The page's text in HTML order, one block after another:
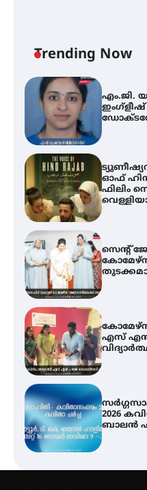
Trending Now
അവധി
എം.ജി.
ഓഫ്
ഫിലിം
സെന്റ്
എസ് എൻ
2026
ബാലൻ